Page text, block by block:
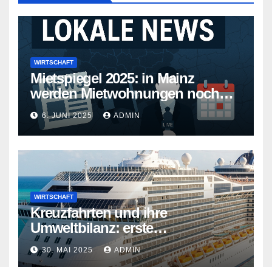
WIRTSCHAFT
Mietspiegel 2025: in Mainz
werden Mietwohnungen noch
teurer
6. JUNI 2025 ADMIN
WIRTSCHAFT
Kreuzfahrten und ihre
Umweltbilanz: erste
Kreuzfahrtschiffe gehen neue
Wege
30. MAI 2025 ADMIN